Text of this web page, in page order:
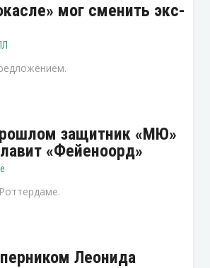
мог сменить экс-
защитник «МЮ»
«Фейеноорд»
Леонида